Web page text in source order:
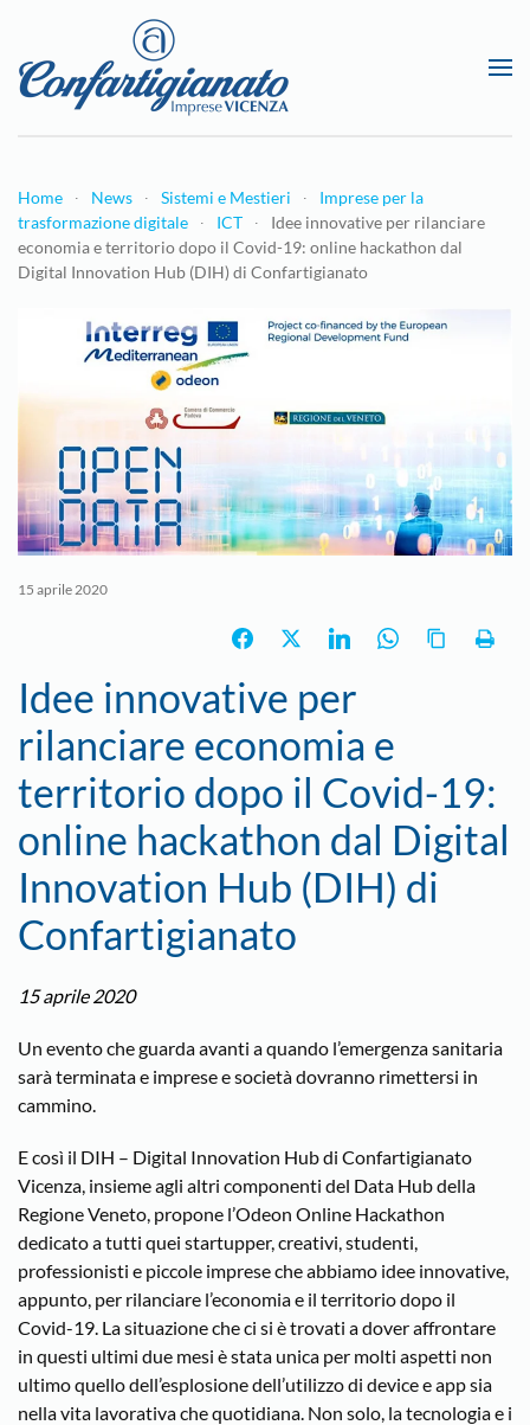
Passa al contenuto principale
Home News Sistemi e Mestieri
Imprese per la
trasformazione digitale
ICT
Idee innovative per rilanciare
economia e territorio dopo il Covid-19: online hackathon dal
Digital Innovation Hub (DIH) di Confartigianato
15 aprile 2020
Idee innovative per
rilanciare economia e
territorio dopo il Covid-19:
online hackathon dal Digital
Innovation Hub (DIH) di
Confartigianato
15 aprile 2020
Un evento che guarda avanti a quando l’emergenza sanitaria
sarà terminata e imprese e società dovranno rimettersi in
cammino.
E così il DIH – Digital Innovation Hub di Confartigianato
Vicenza, insieme agli altri componenti del Data Hub della
Regione Veneto, propone l’Odeon Online Hackathon
dedicato a tutti quei startupper, creativi, studenti,
professionisti e piccole imprese che abbiamo idee innovative,
appunto, per rilanciare l’economia e il territorio dopo il
Covid-19. La situazione che ci si è trovati a dover affrontare
in questi ultimi due mesi è stata unica per molti aspetti non
ultimo quello dell’esplosione dell’utilizzo di device e app sia
nella vita lavorativa che quotidiana. Non solo, la tecnologia e i